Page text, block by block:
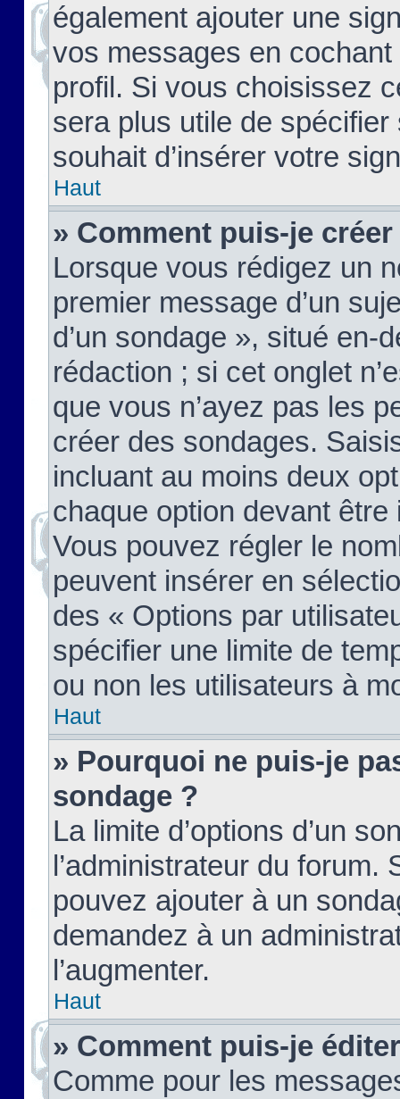
également ajouter une
vos messages en
profil. Si vous choisissez
sera plus utile de
souhait d’insérer votre
Haut
» Comment puis-je
Lorsque vous rédigez un
premier message d’un
d’un sondage », situé en-
rédaction ; si cet onglet
que vous n’ayez pas les
créer des sondages.
incluant au moins deux
chaque option devant
Vous pouvez régler le
peuvent insérer en
des « Options par
spécifier une limite de
ou non les utilisateurs à
Haut
» Pourquoi ne puis-je
sondage ?
La limite d’options d’un
l’administrateur du forum.
pouvez ajouter à un
demandez à un
l’augmenter.
Haut
» Comment puis-je
Comme pour les